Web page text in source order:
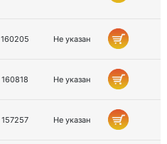
160205 Не указан
160818 Не указан
157257 Не указан